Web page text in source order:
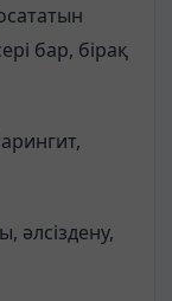
бар, бірақ
әлсіздену,